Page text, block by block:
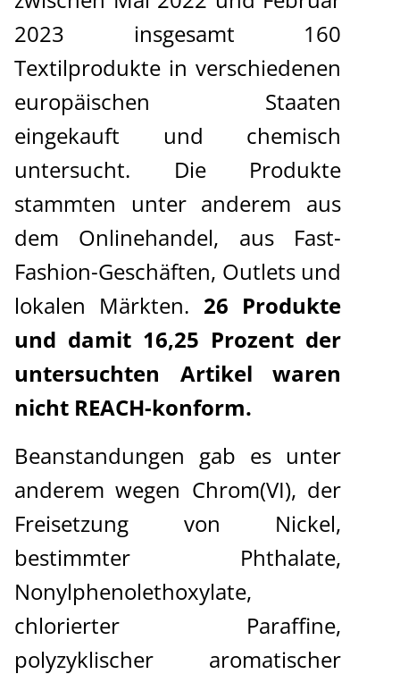
2023 insgesamt 160
Textilprodukte in verschiedenen
europäischen Staaten
eingekauft und chemisch
untersucht. Die Produkte
stammten unter anderem aus
dem Onlinehandel, aus Fast-
Fashion-Geschäften, Outlets und
lokalen Märkten. 26 Produkte
und damit 16,25 Prozent der
untersuchten Artikel waren
nicht REACH-konform.
Beanstandungen gab es unter
anderem wegen Chrom(VI), der
Freisetzung von Nickel,
bestimmter Phthalate,
Nonylphenolethoxylate,
chlorierter Paraffine,
polyzyklischer aromatischer